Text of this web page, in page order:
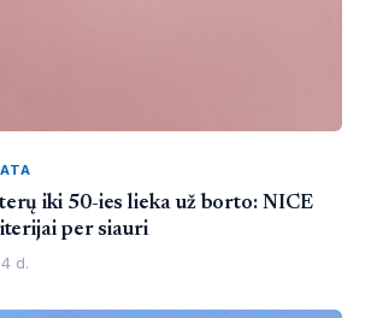
iki 50-ies lieka už borto: NICE
per siauri
d.